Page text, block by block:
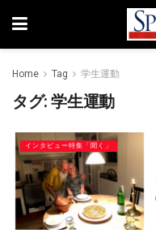
Home Tag 学生運動
タグ:学生運動
インタビュー特集「聞く」